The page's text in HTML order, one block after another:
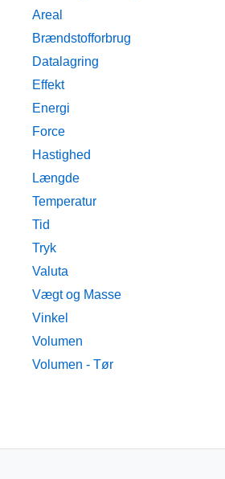
Areal
Brændstofforbrug
Datalagring
Effekt
Energi
Force
Hastighed
Længde
Temperatur
Tid
Tryk
Valuta
Vægt og Masse
Vinkel
Volumen
Volumen - Tør